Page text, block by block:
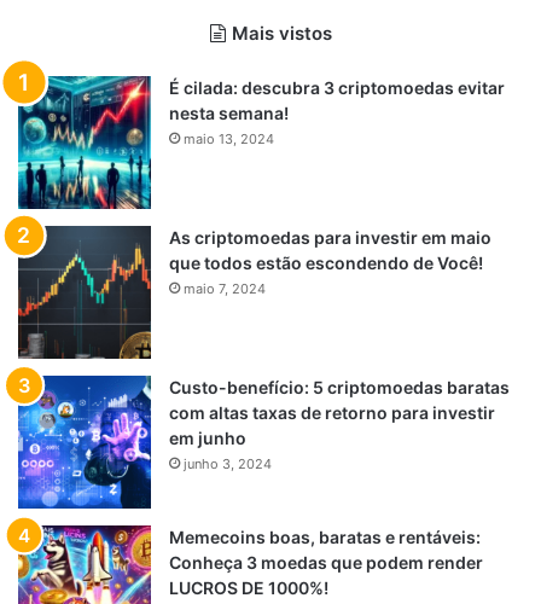
Mais vistos
É cilada: descubra 3 criptomoedas evitar
nesta semana!
maio 13, 2024
As criptomoedas para investir em maio
que todos estão escondendo de Você!
maio 7, 2024
Custo-benefício: 5 criptomoedas baratas
com altas taxas de retorno para investir
em junho
junho 3, 2024
Memecoins boas, baratas e rentáveis:
Conheça 3 moedas que podem render
LUCROS DE 1000%!